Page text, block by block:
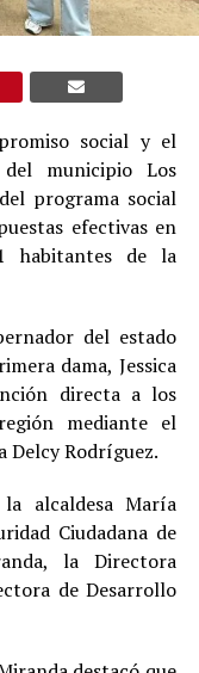
social y el
municipio Los
programa social
efectivas en
habitantes de la
del estado
dama, Jessica
directa a los
mediante el
Delcy Rodríguez.
alcaldesa María
Ciudadana de
la Directora
de Desarrollo